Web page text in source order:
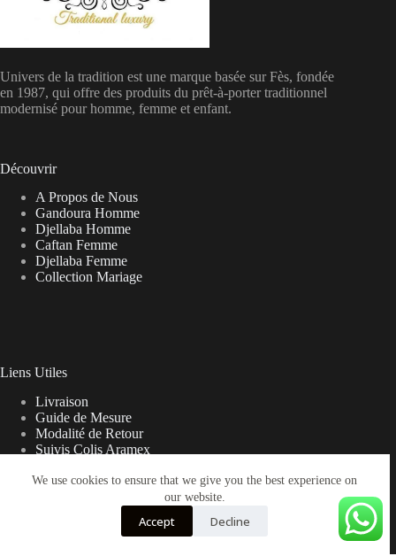
We use cookies to ensure that we give you the best experience on
our website.
Accept Decline
Univers de la tradition est une marque basée sur Fès, fondée
en 1987, qui offre des produits du prêt-à-porter traditionnel
modernisé pour homme, femme et enfant.
Découvrir
A Propos de Nous
Gandoura Homme
Djellaba Homme
Caftan Femme
Djellaba Femme
Collection Mariage
Liens Utiles
Livraison
Guide de Mesure
Modalité de Retour
Suivis Colis Aramex
Les frais de livraison peuvent parfois varier du prix affiché sur